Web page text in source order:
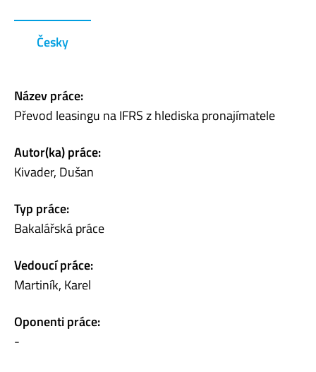
Česky
Název práce:
Převod leasingu na IFRS z hlediska pronajímatele
Autor(ka) práce:
Kivader, Dušan
Typ práce:
Bakalářská práce
Vedoucí práce:
Martiník, Karel
Oponenti práce:
-